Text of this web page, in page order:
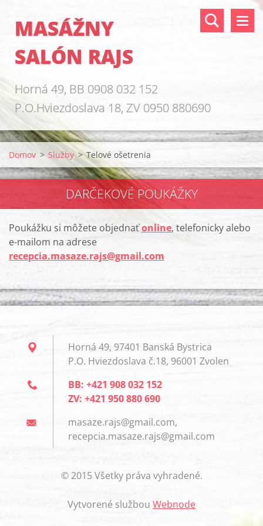
MASÁŽNY
SALÓN RAJS
Horná 49, BB 0908 032 152
P.O.Hviezdoslava 18, ZV 0950 880690
Domov > Služby > Telové ošetrenia
DARČEKOVÉ POUKÁŽKY
Poukážku si môžete objednaťonline, telefonicky alebo
e-mailom na adrese
recepcia.masaze.rajs@gmail.com
Horná 49, 97401 Banská Bystrica
P.O. Hviezdoslava č.18, 96001 Zvolen
BB: +421 908 032 152
ZV: +421 950 880 690
masaze.rajs@gmail.com,
recepcia.masaze.rajs@gmail.com
© 2015 Všetky práva vyhradené.
Vytvorené službou Webnode